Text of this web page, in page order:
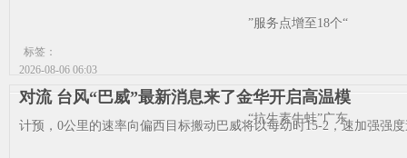
”服务点增至18个“
2026-08-06 06:03
“抗生素牛蛙”广东
标签：
对流 台风“巴威”最新消息来了金华开启高温模
计预，0公里的速率向偏西目标搬动巴威将以每幼时15-2，速加强强